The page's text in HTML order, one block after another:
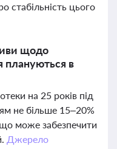
стабільність цього
щодо
плануються в
на 25 років під
не більше 15–20%
може забезпечити
Джерело